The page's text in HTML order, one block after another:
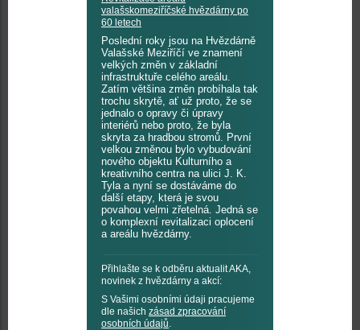
valašskomeziříčské hvězdárny po
60 letech
Poslední roky jsou na Hvězdárně
Valašské Meziříčí ve znamení
velkých změn v základní
infrastruktuře celého areálu.
Zatím většina změn probíhala tak
trochu skrytě, ať už proto, že se
jednalo o opravy či úpravy
interiérů nebo proto, že byla
skryta za hradbou stromů. První
velkou změnou bylo vybudování
nového objektu Kulturního a
kreativního centra na ulici J. K.
Tyla a nyní se dostáváme do
další etapy, která je svou
povahou velmi zřetelná. Jedná se
o komplexní revitalizaci oplocení
a areálu hvězdárny.
Přihlašte se k odběru aktualit AKA,
novinek z hvězdárny a akcí:
S Vašimi osobními údaji pracujeme
dle našich zásad zpracování
osobních údajů.